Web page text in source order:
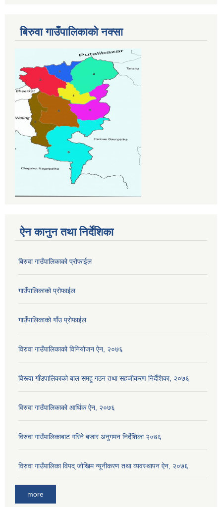
बिरुवा गाउँपालिकाको नक्सा
ऐन कानुन तथा निर्देशिका
बिरुवा गाउँपालिकाको प्रोफाईल
गाउँपालिकाको प्रोफाईल
गाउँपालिकाको गाँउ प्रोफाईल
विरुवा गाउँपालिकाको विनियोजन ऐन, २०७६
विरूवा गाँउपालिकाको बाल समहू गठन तथा सहजीकरण निर्देशिका, २०७६
विरुवा गाउँपालिकाको आर्थिक ऐन, २०७६
विरुवा गाउँपालिकाबाट गरिने बजार अनुगमन निर्देशिका २०७६
विरुवा गाउँपालिका विपद् जोखिम न्यूनीकरण तथा व्यवस्थापन ऐन, २०७६
more